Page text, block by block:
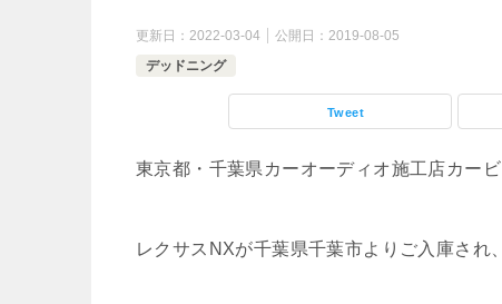
更新日： 2022-03-04 公開日： 2019-08-05
デッドニング
Tweet
東京都・千葉県カーオーディオ施工店カー
レクサスNXが千葉県千葉市よりご入庫され、